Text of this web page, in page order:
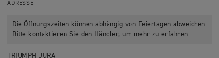
ADRESSE
Die Öffnungszeiten können abhängig von Feiertagen abweichen.
Bitte kontaktieren Sie den Händler, um mehr zu erfahren.
TRIUMPH JURA